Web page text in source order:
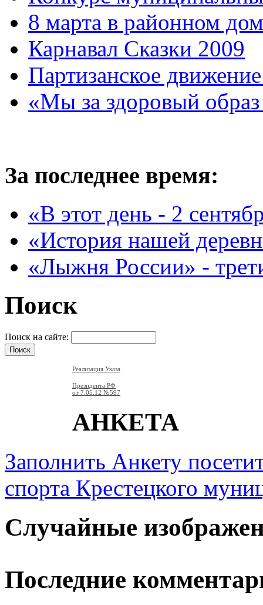
8 марта в районном
Карнавал Сказки 2009
Партизанское
«Мы за здоровый
За последнее время:
«В этот день - 2
«История нашей
«Лыжня России» -
Поиск
Поиск на сайте:
Реализация Указа
Президента РФ
от 7.05.12 №597
АНКЕТА
Заполнить Анкету
спорта Крестецкого
Случайные
Последние